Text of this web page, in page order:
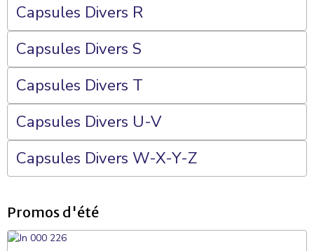
Capsules Divers R
Capsules Divers S
Capsules Divers T
Capsules Divers U-V
Capsules Divers W-X-Y-Z
Promos d'été